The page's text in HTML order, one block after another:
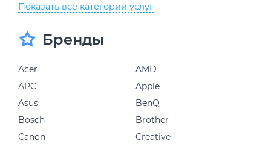
Показать все категории услуг
Бренды
Acer
AMD
APC
Apple
Asus
BenQ
Bosch
Brother
Canon
Creative